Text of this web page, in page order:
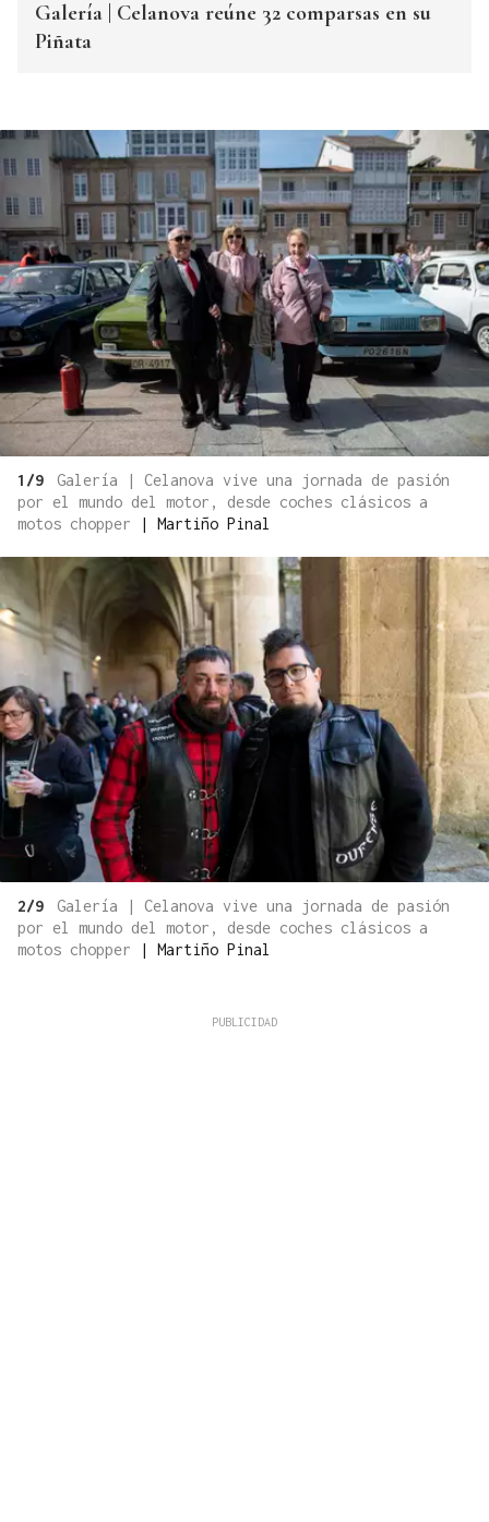
Galería | Celanova reúne 32 comparsas en su
Piñata
1/9
Galería | Celanova vive una jornada de pasión
por el mundo del motor, desde coches clásicos a
motos chopper
| Martiño Pinal
2/9
Galería | Celanova vive una jornada de pasión
por el mundo del motor, desde coches clásicos a
motos chopper
| Martiño Pinal